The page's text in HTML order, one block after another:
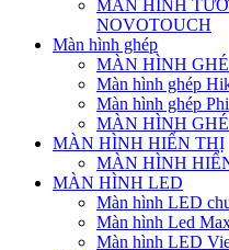
MÀN HÌNH
NOVOTOUCH
Màn hình ghép
MÀN HÌNH
Màn hình ghép
Màn hình ghép
MÀN HÌNH
MÀN HÌNH HIỂN THỊ
MÀN HÌNH
MÀN HÌNH LED
Màn hình LED
Màn hình Led
Màn hình LED